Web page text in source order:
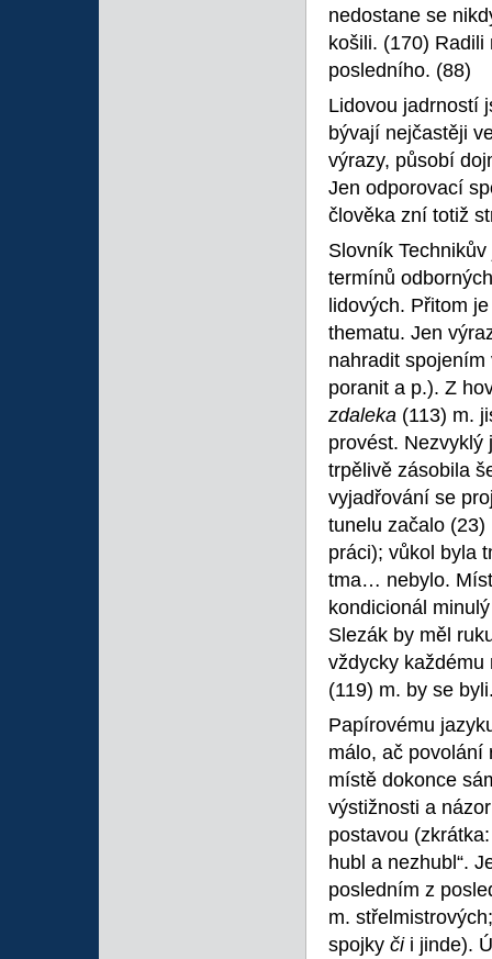
nedostane se
košili. (170)
posledního. (88)
Lidovou jadrností
bývají nejčastěji
výrazy, působí
Jen odporovací
člověka zní totiž
Slovník
termínů
lidových. Přitom
thematu. Jen
nahradit
poranit a p.). Z
zdaleka (113) m.
provést.
trpělivě zásobila
vyjadřování se
tunelu začalo
práci); vůkol byla
tma… nebylo.
kondicionál
Slezák by měl
vždycky každému
(119) m. by se
Papírovému
málo, ač povolání
místě dokonce
výstižnosti a
postavou
hubl a nezhubl“.
posledním z
m.
spojky či i jinde).